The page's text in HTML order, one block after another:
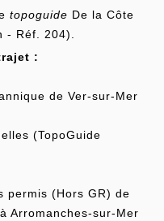
topoguide De la Côte
- Réf. 204).
:
de Ver-sur-Mer
(TopoGuide
permis (Hors GR) de
Arromanches-sur-Mer